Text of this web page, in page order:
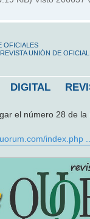
OFICIALES
UNIÓN DE
DIGITAL
el número 28 de la
index.php